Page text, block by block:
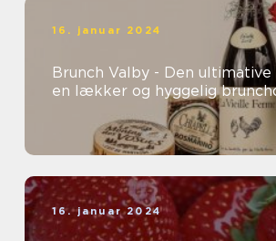
16. januar 2024
Brunch Valby - Den
en lækker og hyggelig
16. januar 2024